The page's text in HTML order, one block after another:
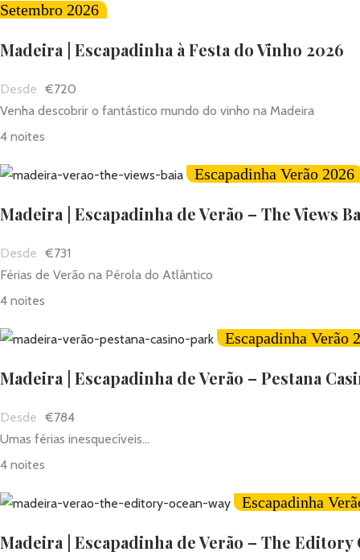
Setembro 2026
Madeira | Escapadinha à Festa do Vinho 2026
€720
Venha descobrir o fantástico mundo do vinho na Madeira
4 noites
Escapadinha Verão 2026
Madeira | Escapadinha de Verão – The Views
€731
Férias de Verão na Pérola do Atlântico
4 noites
Escapadinha Verão
Madeira | Escapadinha de Verão – Pestana
€784
Umas férias inesquecíveis...
4 noites
Escapadinha
Madeira | Escapadinha de Verão – The Editory